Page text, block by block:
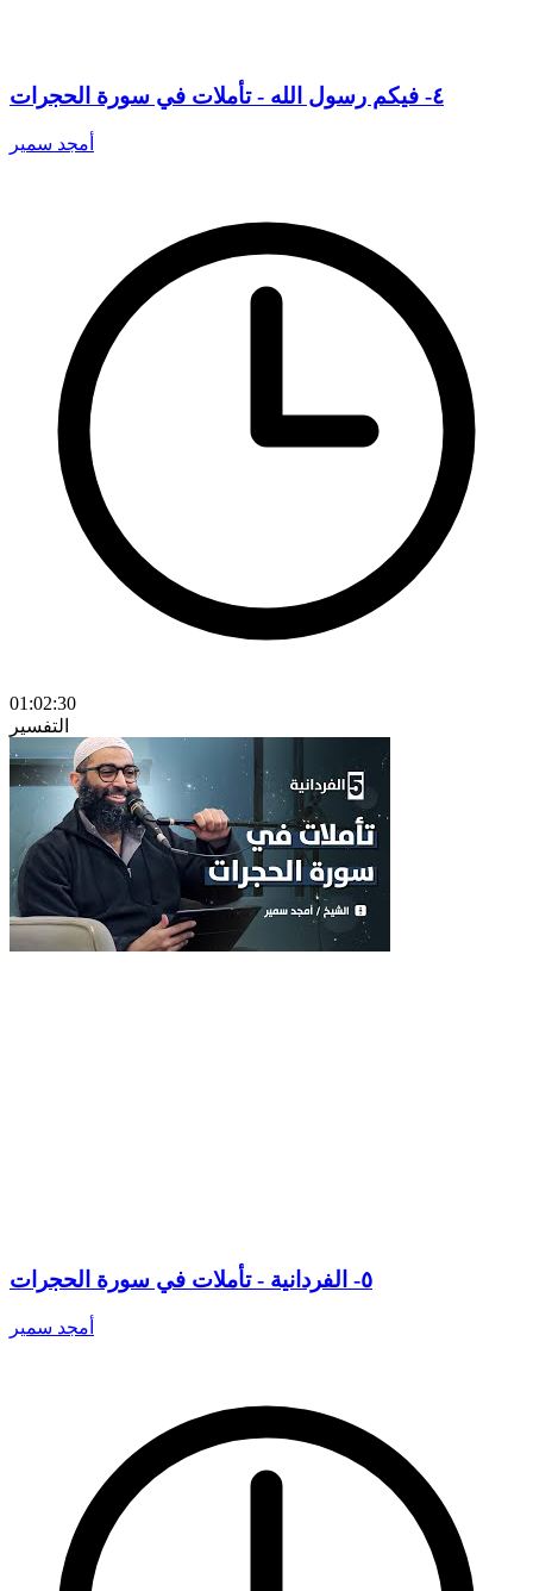
٤- فيكم رسول الله - تأملات في سورة الحجرات
أمجد سمير
01:02:30
التفسير
٥- الفردانية - تأملات في سورة الحجرات
أمجد سمير